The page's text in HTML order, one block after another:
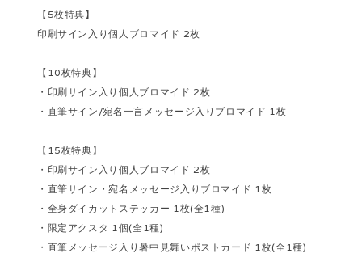
【5枚特典】
印刷サイン入り個人ブロマイド 2枚
【10枚特典】
・印刷サイン入り個人ブロマイド 2枚
・直筆サイン/宛名一言メッセージ入りブロマイド 1枚
【15枚特典】
・印刷サイン入り個人ブロマイド 2枚
・直筆サイン・宛名メッセージ入りブロマイド 1枚
・全身ダイカットステッカー 1枚(全1種)
・限定アクスタ 1個(全1種)
・直筆メッセージ入り暑中見舞いポストカード 1枚(全1種)